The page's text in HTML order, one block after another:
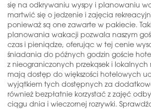
się na odkrywaniu wyspy i planowaniu
martwić się o jedzenie i zajęcia
ponieważ są one zawarte w pakiecie.
planowania wakacji pozwala naszym
czas i pieniądze, oferując w tej cenie
śniadania do późnych godzin goście
z nieograniczonych przekąsek i lokalnych
mają dostęp do większości hotelowych
wyjątkiem tych dostępnych za
również bezpłatnie korzystać z zajęć
ciągu dnia i wieczornej rozrywki.